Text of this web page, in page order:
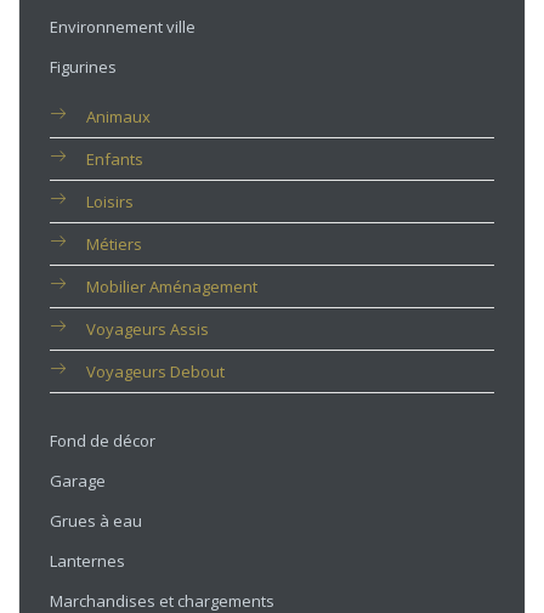
Environnement ville
Figurines
Animaux
Enfants
Loisirs
Métiers
Mobilier Aménagement
Voyageurs Assis
Voyageurs Debout
Fond de décor
Garage
Grues à eau
Lanternes
Marchandises et chargements